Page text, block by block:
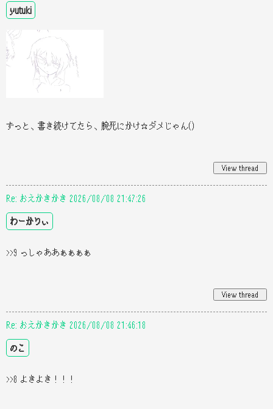
yutuki
ずっと、書き続けてたら、腕死にかけ☆ダメじゃん()
Re: おえかきかき 2026/08/08 21:47:26
わーかりぃ
>>9 っしゃああぁぁぁぁ
Re: おえかきかき 2026/08/08 21:46:18
のこ
>>8 よきよき！！！